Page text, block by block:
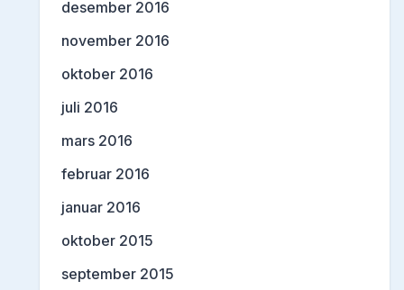
desember 2016
november 2016
oktober 2016
juli 2016
mars 2016
februar 2016
januar 2016
oktober 2015
september 2015